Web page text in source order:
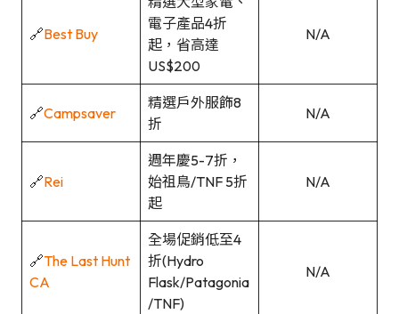
🔗Best Buy
電子產品4折
起，省高達
US$200
N/A
🔗Campsaver
精選戶外服飾8
折
N/A
🔗Rei
週年慶5-7折，
始祖鳥/TNF 5折
起
N/A
🔗The Last Hunt
CA
全場促銷低至4
折(Hydro
Flask/Patagonia
/TNF)
N/A